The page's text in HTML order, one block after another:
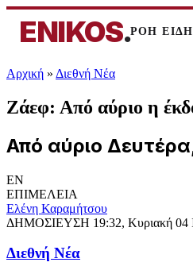
ENIKOS.ΡΟΗ
Αρχική » Διεθνή Νέα
Ζάεφ: Από αύριο η
Από αύριο
EN
ΕΠΙΜΕΛΕΙΑ
Ελένη Καραμήτσου
ΔΗΜΟΣΙΕΥΣΗ 19:32, Κυριακή 04
Διεθνή Νέα